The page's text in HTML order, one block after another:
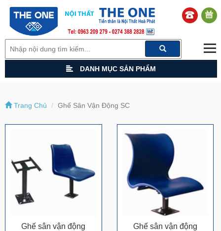
DANH MỤC SẢN PHẨM
Trang Chủ Ghế Sân Vận Động SC
Ghế sân vận động
Ghế sân vận động